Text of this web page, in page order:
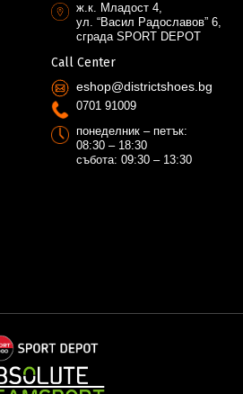
ж.к. Младост 4,
ул. “Васил Радославов” 6,
сграда SPORT DEPOT
Call Center
eshop@districtshoes.bg
0701 91009
понеделник – петък:
08:30 – 18:30
събота: 09:30 – 13:30